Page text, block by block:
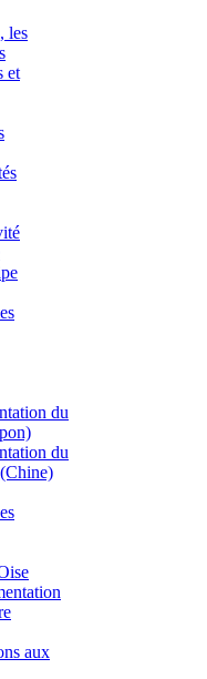
les
et
du
du
aux